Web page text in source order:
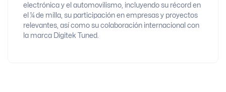
electrónica y el automovilismo, incluyendo su récord en
el ¼ de milla, su participación en empresas y proyectos
relevantes, así como su colaboración internacional con
la marca Digitek Tuned.